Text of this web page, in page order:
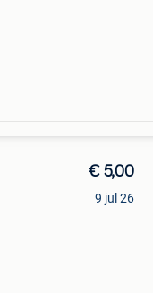
€ 5,00
9 jul 26